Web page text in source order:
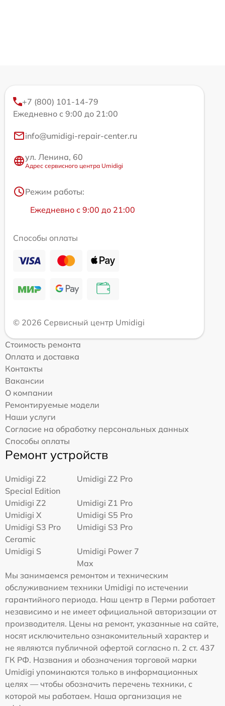
+7 (800) 101-14-79
Ежедневно с 9:00 до 21:00
info@umidigi-repair-center.ru
ул. Ленина, 60
Адрес сервисного центра Umidigi
Режим работы:
Ежедневно с 9:00 до 21:00
Способы оплаты
© 2026 Сервисный центр Umidigi
Стоимость ремонта
Оплата и доставка
Контакты
Вакансии
О компании
Ремонтируемые модели
Наши услуги
Согласие на обработку персональных данных
Способы оплаты
Ремонт устройств
Umidigi Z2
Special Edition
Umidigi Z2 Pro
Umidigi Z2
Umidigi Z1 Pro
Umidigi X
Umidigi S5 Pro
Umidigi S3 Pro
Ceramic
Umidigi S3 Pro
Umidigi S
Umidigi Power 7
Max
Мы занимаемся ремонтом и техническим
обслуживанием техники Umidigi по истечении
гарантийного периода. Наш центр в Перми работает
независимо и не имеет официальной авторизации от
производителя. Цены на ремонт, указанные на сайте,
носят исключительно ознакомительный характер и
не являются публичной офертой согласно п. 2 ст. 437
ГК РФ. Названия и обозначения торговой марки
Umidigi упоминаются только в информационных
целях — чтобы обозначить перечень техники, с
которой мы работаем. Наша организация не